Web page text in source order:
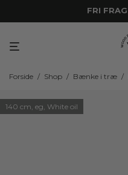
FRI
Forside / Shop / Bænke i træ /
140 cm, eg, White oil